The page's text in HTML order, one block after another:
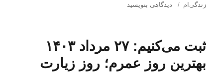
شده
زندگی‌ام
برای
دیدگاهی بنویسید
ثبت می‌کنیم: ۲۷ مرداد ۱۴۰۳
بهترین روز عمرم؛ روز زیارت